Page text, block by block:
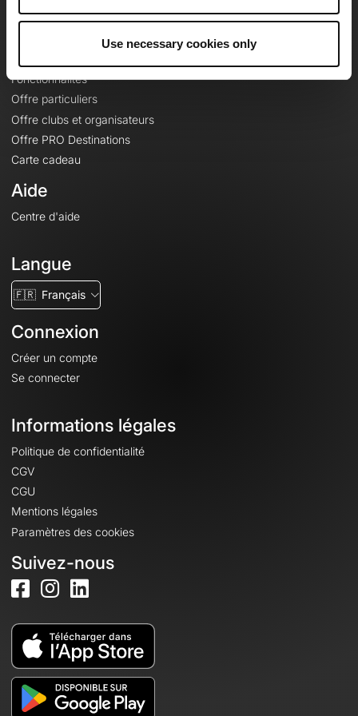
Use necessary cookies only
Fonctionnalités
Offre particuliers
Offre clubs et organisateurs
Offre PRO Destinations
Carte cadeau
Aide
Centre d'aide
Langue
🇫🇷 Français
Connexion
Créer un compte
Se connecter
Informations légales
Politique de confidentialité
CGV
CGU
Mentions légales
Paramètres des cookies
Suivez-nous